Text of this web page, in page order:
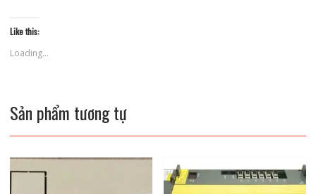
Like this:
Loading...
Sản phẩm tương tự